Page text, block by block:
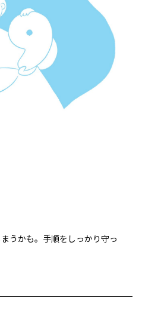
うかも。手順をしっかり守っ